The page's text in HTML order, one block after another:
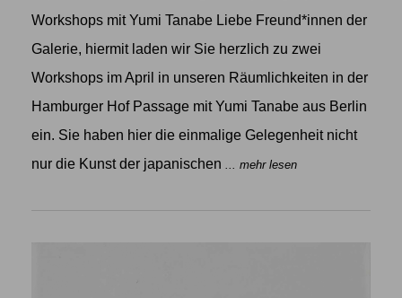
Workshops mit Yumi Tanabe Liebe Freund*innen der
Galerie, hiermit laden wir Sie herzlich zu zwei
Workshops im April in unseren Räumlichkeiten in der
Hamburger Hof Passage mit Yumi Tanabe aus Berlin
ein. Sie haben hier die einmalige Gelegenheit nicht
nur die Kunst der japanischen
... mehr lesen